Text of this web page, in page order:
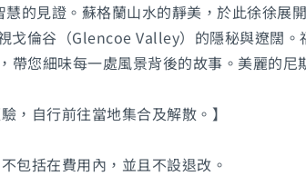
的見證。蘇格蘭山水的靜美，於此徐徐展開
戈倫谷（Glencoe Valley）的隱秘與遼闊
您細味每一處風景背後的故事。美麗的尼
，自行前往當地集合及解散。】
包括在費用內，並且不設退改。